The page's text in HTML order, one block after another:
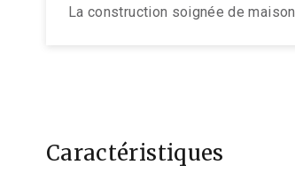
La construction soignée de maison
Caractéristiques